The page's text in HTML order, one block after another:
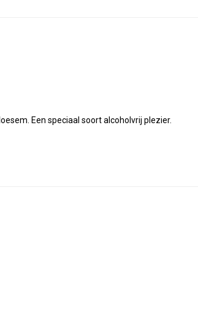
Een speciaal soort alcoholvrij plezier.